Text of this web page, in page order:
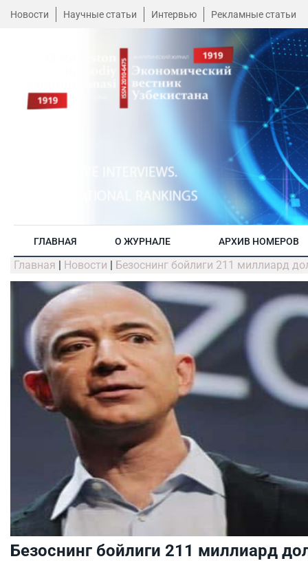
Новости Научные статьи Интервью Рекламные статьи
ГЛАВНАЯ О ЖУРНАЛЕ АРХИВ НОМЕРОВ
Главная | Новости | Безоснинг бойлиги 211 миллиард
Безоснинг бойлиги 211 миллиард